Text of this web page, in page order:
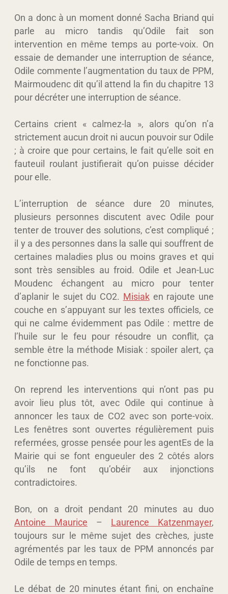
On a donc à un moment donné Sacha Briand qui
parle au micro tandis qu’Odile fait son
intervention en même temps au porte-voix. On
essaie de demander une interruption de séance,
Odile commente l’augmentation du taux de PPM,
Mairmoudenc dit qu’il attend la fin du chapitre 13
pour décréter une interruption de séance.
Certains crient « calmez-la », alors qu’on n’a
strictement aucun droit ni aucun pouvoir sur Odile
; à croire que pour certains, le fait qu’elle soit en
fauteuil roulant justifierait qu’on puisse décider
pour elle.
L’interruption de séance dure 20 minutes,
plusieurs personnes discutent avec Odile pour
tenter de trouver des solutions, c’est compliqué ;
il y a des personnes dans la salle qui souffrent de
certaines maladies plus ou moins graves et qui
sont très sensibles au froid. Odile et Jean-Luc
Moudenc échangent au micro pour tenter
d’aplanir le sujet du CO2. Misiaken rajoute une
couche en s’appuyant sur les textes officiels, ce
qui ne calme évidemment pas Odile : mettre de
l’huile sur le feu pour résoudre un conflit, ça
semble être la méthode Misiak : spoiler alert, ça
ne fonctionne pas.
On reprend les interventions qui n’ont pas pu
avoir lieu plus tôt, avec Odile qui continue à
annoncer les taux de CO2 avec son porte-voix.
Les fenêtres sont ouvertes régulièrement puis
refermées, grosse pensée pour les agentEs de la
Mairie qui se font engueuler des 2 côtés alors
qu’ils ne font qu’obéir aux injonctions
contradictoires.
Bon, on a droit pendant 20 minutes au duo
Antoine Maurice – Laurence Katzenmayer,
toujours sur le même sujet des crèches, juste
agrémentés par les taux de PPM annoncés par
Odile de temps en temps.
Le débat de 20 minutes étant fini, on enchaîne